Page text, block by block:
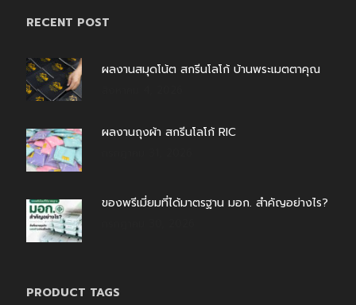
RECENT POST
ผลงานสมุดโน้ต สกรีนโลโก้ บ้านพระเมตตาคุณ
ผลงานถุงผ้า สกรีนโลโก้ RIC
ของพรีเมี่ยมที่ได้มาตรฐาน มอก. สำคัญอย่างไร?
PRODUCT TAGS